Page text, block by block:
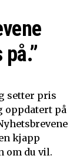
setter pris
oppdatert på
kjapp
om du vil.